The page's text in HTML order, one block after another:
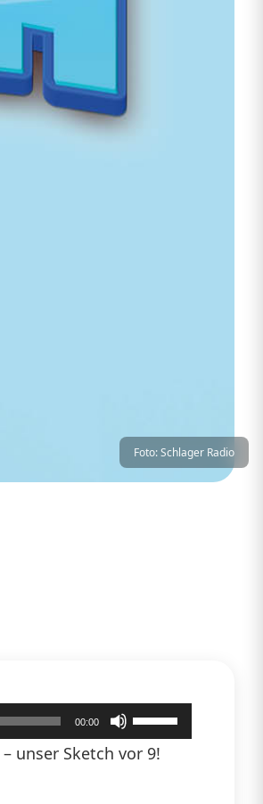
Foto: Schlager Radio
00:00
Pfeiltasten
Hoch/Runter
unser Sketch vor 9!